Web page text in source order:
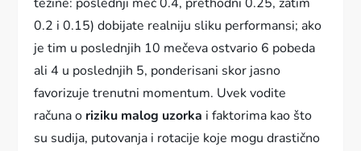
0.2 i 0.15) dobijate realniju sliku performansi; ako
je tim u poslednjih 10 mečeva ostvario 6 pobeda
ali 4 u poslednjih 5, ponderisani skor jasno
favorizuje trenutni momentum. Uvek vodite
računa o riziku malog uzorka i faktorima kao što
su sudija, putovanja i rotacije koje mogu drastično